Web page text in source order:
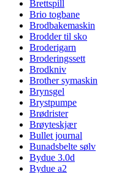
Brettspill
Brio togbane
Brodbakemaskin
Brodder til sko
Broderigarn
Broderingssett
Brodkniv
Brother symaskin
Brynsgel
Brystpumpe
Brødrister
Brøyteskjær
Bullet journal
Bunadsbelte sølv
Bydue 3.0d
Bydue a2